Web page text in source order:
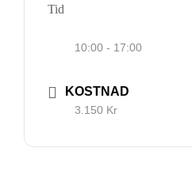
Tid
10:00 - 17:00
KOSTNAD
3.150 Kr
Upplevelse
hemsida ska
prestera så
möjligt